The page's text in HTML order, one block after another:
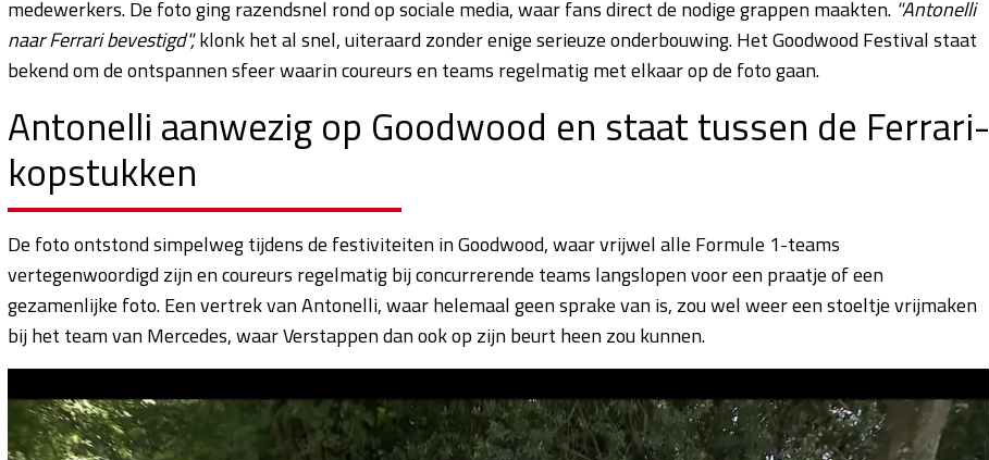
medewerkers. De foto ging razendsnel rond op sociale media, waar fans direct de nodige grappen maakten. "Antonelli
naar Ferrari bevestigd",klonk het al snel, uiteraard zonder enige serieuze onderbouwing. Het Goodwood Festival staat
bekend om de ontspannen sfeer waarin coureurs en teams regelmatig met elkaar op de foto gaan.
Antonelli aanwezig op Goodwood en staat tussen de Ferrari-
kopstukken
De foto ontstond simpelweg tijdens de festiviteiten in Goodwood, waar vrijwel alle Formule 1-teams
vertegenwoordigd zijn en coureurs regelmatig bij concurrerende teams langslopen voor een praatje of een
gezamenlijke foto. Een vertrek van Antonelli, waar helemaal geen sprake van is, zou wel weer een stoeltje vrijmaken
bij het team van Mercedes, waar Verstappen dan ook op zijn beurt heen zou kunnen.